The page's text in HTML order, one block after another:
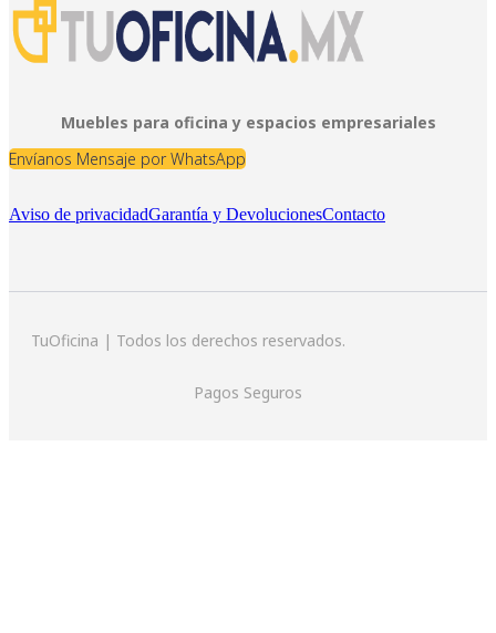
Muebles para oficina y espacios empresariales
Envíanos Mensaje por WhatsApp
Aviso de privacidadGarantía y DevolucionesContacto
TuOficina | Todos los derechos reservados.
Pagos Seguros